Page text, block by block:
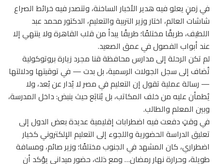
في زمنٍ يعلو فيه هدير الأخبار الساخنة، وتتصدر فيه خرائط الصراع
شاشات العالم، اختار وزير التربية والتعليم، الدكتور محمد عبد
اللطيف، طريقًا مختلفًا؛ طريقًا يبدأ من قلب القاهرة ولا ينتهي إلا
عند أبواب الفصول في عمق الصعيد.
لم تكن الرحلة إلى مدارس محافظة قنا مجرد زيارة بروتوكولية
تُضاف إلى سجل الجولات الرسمية، بل بدت — في توقيتها ودلالتها
— رسالة عملية تقول إن التعليم في مصر لا يُدار عن بُعد، ولا
يُطمأن عليه من خلف المكاتب، بل يُتابَع حيث ينبض: داخل المدرسة،
وبين المعلم والطالب.
في وقتٍ دفعت فيه اضطرابات إقليمية عديدة بعض الدول إلى
تعليق الدراسة الحضورية واللجوء إلى التعليم الإلكتروني كخيار
اضطراري، كان المشهد في الجنوب مختلفًا؛ وزير صائم، ومسافة
طويلة، وحرارة نهار رمضان… ومع ذلك، حضور ميداني يؤكد أن